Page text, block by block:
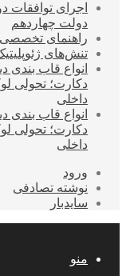
اجرای توافقات
دولت چهاردهم
راهنمای
تنش‌های
انواع قاب بندی
دکارت؛ تحولی
داخلی
انواع قاب بندی
دکارت؛ تحولی
داخلی
ورود
نوشته تصادفی
سایدبار
منو